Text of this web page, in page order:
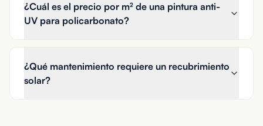
¿Cuál es el precio por m² de una pintura anti-
UV para policarbonato?
¿Qué mantenimiento requiere un recubrimiento
solar?